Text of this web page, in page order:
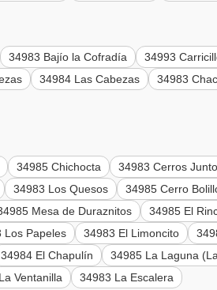
34983 Bajío la Cofradía
34993
34984 Las Cabezas
34983
34985 Chichocta
34983 Cerros
34983 Los Quesos
34985 Cerro
Mesa de Duraznitos
34985 El
Los Papeles 34983 El Limoncito
34984 El Chapulín
34985 La Laguna
Ventanilla
34983 La Escalera